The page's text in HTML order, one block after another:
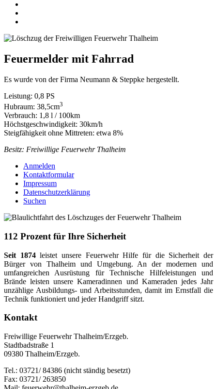
Feuermelder mit Fahrrad
Es wurde von der Firma Neumann & Steppke hergestellt.
Leistung: 0,8 PS
Hubraum: 38,5cm3
Verbrauch: 1,8 l / 100km
Höchstgeschwindigkeit: 30km/h
Steigfähigkeit ohne Mittreten: etwa 8%
Besitz: Freiwillige Feuerwehr Thalheim
Anmelden
Kontaktformular
Impressum
Datenschutzerklärung
Suchen
112 Prozent für Ihre Sicherheit
Seit 1874leistet unsere Feuerwehr Hilfe für die Sicherheit der
Bürger von Thalheim und Umgebung. An der modernen und
umfangreichen Ausrüstung für Technische Hilfeleistungen und
Brände leisten unsere Kameradinnen und Kameraden jedes Jahr
unzählige Ausbildungs- und Arbeitsstunden, damit im Ernstfall die
Technik funktioniert und jeder Handgriff sitzt.
Kontakt
Freiwillige Feuerwehr Thalheim/Erzgeb.
Stadtbadstraße 1
09380 Thalheim/Erzgeb.
Tel.: 03721/ 84386 (nicht ständig besetzt)
Fax: 03721/ 263850